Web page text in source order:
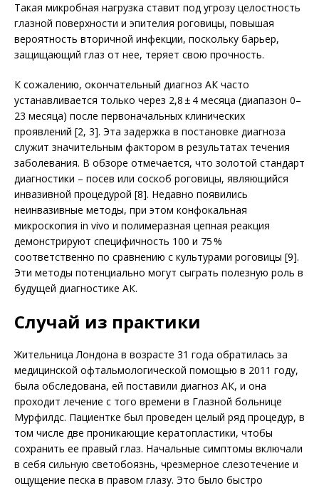
Такая микробная нагрузка ставит под угрозу целостность
глазной поверхности и эпителия роговицы, повышая
вероятность вторичной инфекции, поскольку барьер,
защищающий глаз от нее, теряет свою прочность.
К сожалению, окончательный диагноз АК часто
устанавливается только через 2,8 ± 4 месяца (диапазон 0–
23 месяца) после первоначальных клинических
проявлений [2, 3]. Эта задержка в постановке диагноза
служит значительным фактором в результатах течения
заболевания. В обзоре отмечается, что золотой стандарт
диагностики – посев или соскоб роговицы, являющийся
инвазивной процедурой [8]. Недавно появились
неинвазивные методы, при этом конфокальная
микроскопия in vivo и полимеразная цепная реакция
демонстрируют специфичность 100 и 75 %
соответственно по сравнению с культурами роговицы [9].
Эти методы потенциально могут сыграть полезную роль в
будущей диагностике АК.
Случай из практики
Жительница Лондона в возрасте 31 года обратилась за
медицинской офтальмологической помощью в 2011 году,
была обследована, ей поставили диагноз АК, и она
проходит лечение с того времени в Глазной больнице
Мурфилдс. Пациентке был проведен целый ряд процедур, в
том числе две проникающие кератопластики, чтобы
сохранить ее правый глаз. Начальные симптомы включали
в себя сильную светобоязнь, чрезмерное слезотечение и
ощущение песка в правом глазу. Это было быстро